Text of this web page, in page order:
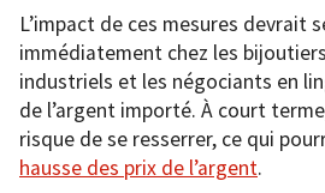
L’impact de ces mesures devrait
immédiatement chez les
industriels et les négociants en
de l’argent importé. À court
risque de se resserrer, ce qui
hausse des prix de l’argent.